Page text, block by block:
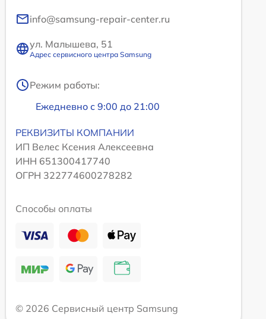
info@samsung-repair-center.ru
ул. Малышева, 51
Адрес сервисного центра Samsung
Режим работы:
Ежедневно с 9:00 до 21:00
РЕКВИЗИТЫ КОМПАНИИ
ИП Велес Ксения Алексеевна
ИНН 651300417740
ОГРН 322774600278282
Способы оплаты
© 2026 Сервисный центр Samsung